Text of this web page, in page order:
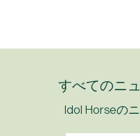
すべてのニ
Idol Horseの